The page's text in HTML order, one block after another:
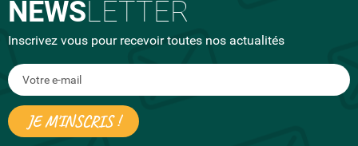
NEWSLETTER
Inscrivez vous pour recevoir toutes nos actualités